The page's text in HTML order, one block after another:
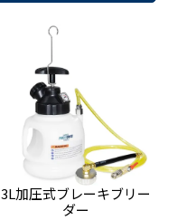
3L加圧式ブレーキブリー
ダー